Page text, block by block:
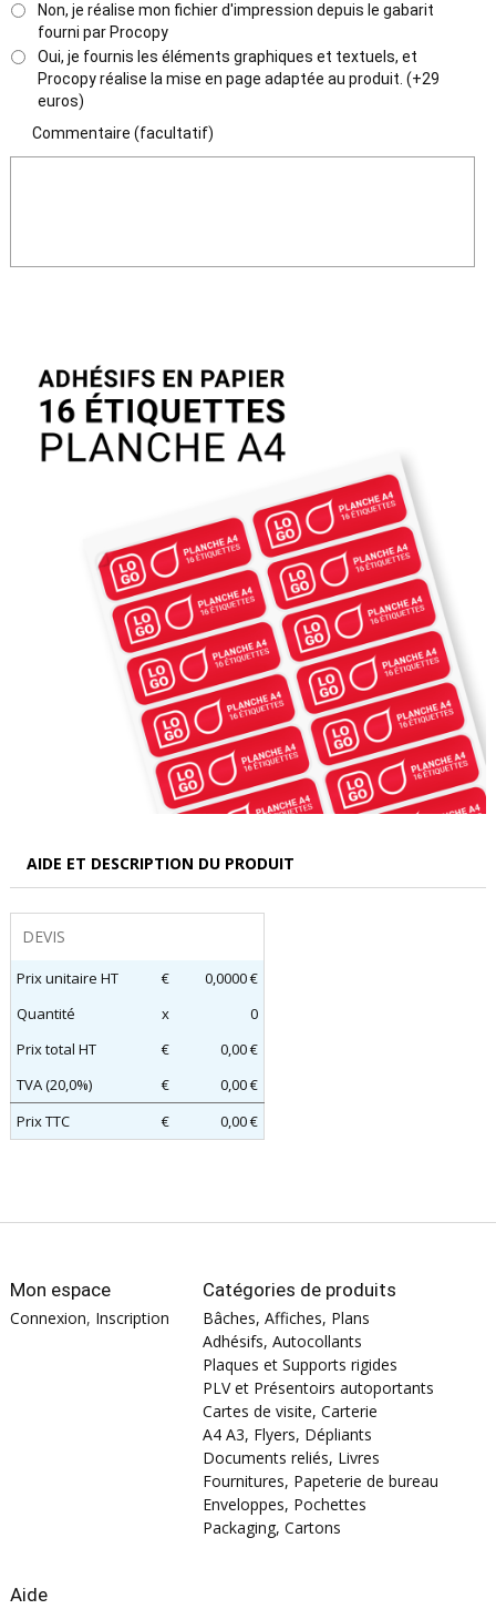
Non, je réalise mon fichier d'impression depuis le gabarit
fourni par Procopy
Oui, je fournis les éléments graphiques et textuels, et
Procopy réalise la mise en page adaptée au produit. (+29
euros)
Commentaire (facultatif)
AIDE ET DESCRIPTION DU PRODUIT
DEVIS
Prix unitaire HT €
0,0000 €
Quantité
x
0
Prix total HT
€
0,00 €
TVA (20,0%)
€
0,00 €
Prix TTC
€ 0,00 €
Mon espace
Connexion, Inscription
Catégories de produits
Bâches, Affiches, Plans
Adhésifs, Autocollants
Plaques et Supports rigides
PLV et Présentoirs autoportants
Cartes de visite, Carterie
A4 A3, Flyers, Dépliants
Documents reliés, Livres
Fournitures, Papeterie de bureau
Enveloppes, Pochettes
Packaging, Cartons
Aide